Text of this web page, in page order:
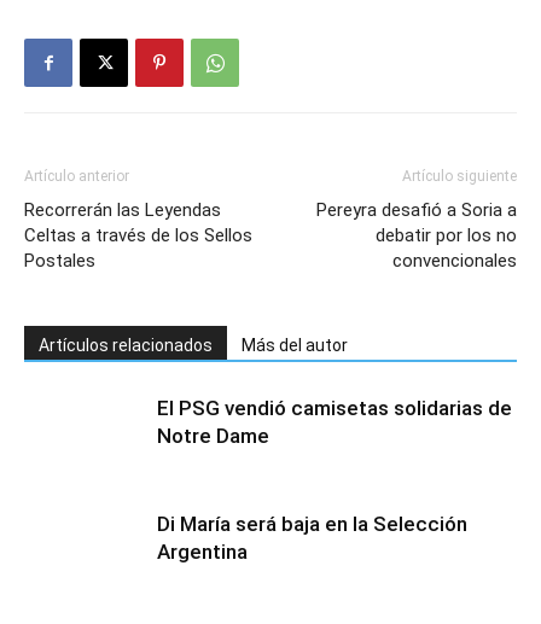
Artículo anterior
Recorrerán las Leyendas
Celtas a través de los Sellos
Postales
Artículo siguiente
Pereyra desafió a Soria a
debatir por los no
convencionales
Artículos relacionados Más del autor
El PSG vendió camisetas solidarias de
Notre Dame
Di María será baja en la Selección
Argentina